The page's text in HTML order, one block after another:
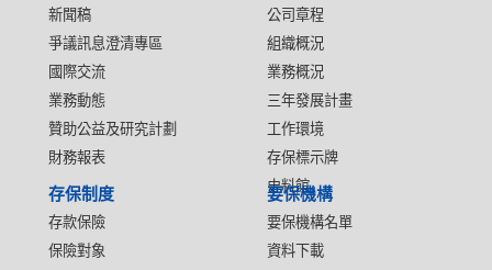
新聞稿
爭議訊息澄清專區
國際交流
業務動態
贊助公益及研究計劃
財務報表
公司章程
組織概況
業務概況
三年發展計畫
工作環境
存保標示牌
史料館
存保制度
存款保險
保險對象
要保機構
要保機構名單
資料下載